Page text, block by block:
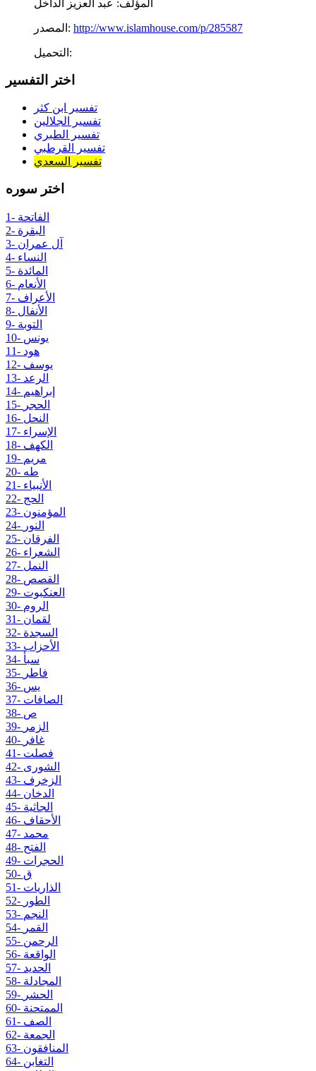
المؤلف: عبد العزيز الداخل
المصدر: http://www.islamhouse.com/p/285587
التحميل:
اختر التفسير
تفسير ابن كثر
تفسير الجلالين
تفسير الطبري
تفسير القرطبي
تفسير السعدي
اختر سوره
1- الفاتحة
2- البقرة
3- آل عمران
4- النساء
5- المائدة
6- الأنعام
7- الأعراف
8- الأنفال
9- التوبة
10- يونس
11- هود
12- يوسف
13- الرعد
14- إبراهيم
15- الحجر
16- النحل
17- الإسراء
18- الكهف
19- مريم
20- طه
21- الأنبياء
22- الحج
23- المؤمنون
24- النور
25- الفرقان
26- الشعراء
27- النمل
28- القصص
29- العنكبوت
30- الروم
31- لقمان
32- السجدة
33- الأحزاب
34- سبأ
35- فاطر
36- يس
37- الصافات
38- ص
39- الزمر
40- غافر
41- فصلت
42- الشورى
43- الزخرف
44- الدخان
45- الجاثية
46- الأحقاف
47- محمد
48- الفتح
49- الحجرات
50- ق
51- الذاريات
52- الطور
53- النجم
54- القمر
55- الرحمن
56- الواقعة
57- الحديد
58- المجادلة
59- الحشر
60- الممتحنة
61- الصف
62- الجمعة
63- المنافقون
64- التغابن